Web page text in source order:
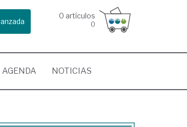
0 artículos
0
AGENDA NOTICIAS